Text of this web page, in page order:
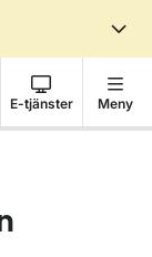
E-tjänster Meny